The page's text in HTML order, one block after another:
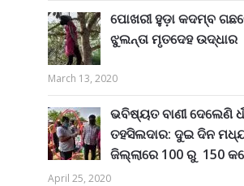
ପୋଖରୀ ହୁଡ଼ା କଦମ୍ବ
ଝୁଲନ୍ତା ମୃତଦେହ ଉଦ୍ଧାର
March 13, 2020
ଭବିଷ୍ୟତ ବାଣୀ ଦେଲେଣି
ତହସିଲଦାର: ଦୁଇ ଦିନ
ଜିଲ୍ଲାରେ 100 ରୁ 150
April 25, 2020